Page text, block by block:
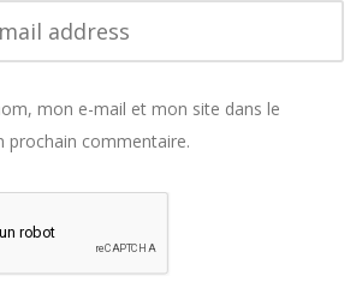
mon e-mail et mon site dans le
prochain commentaire.